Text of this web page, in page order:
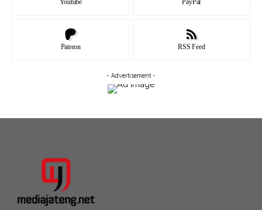
Youtube PayPal
Patreon RSS Feed
- Advertisement -